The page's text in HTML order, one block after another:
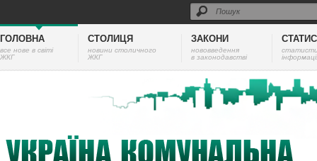
ГОЛОВНА
все нове в світі
ЖКГ
СТОЛИЦЯ
новини столичного
ЖКГ
ЗАКОНИ
нововведення
в законодавстві